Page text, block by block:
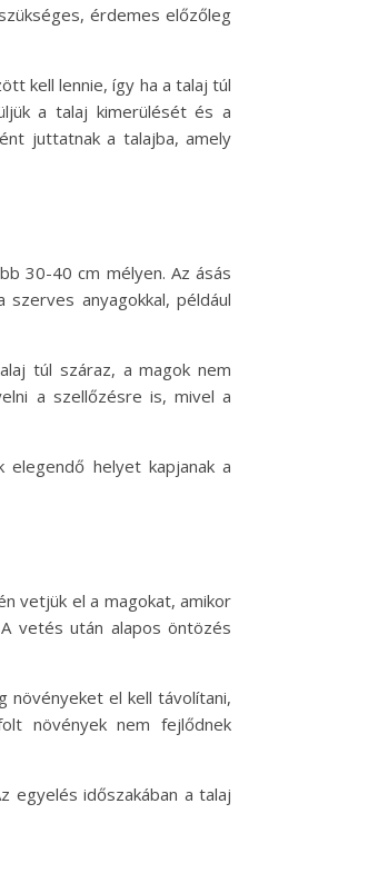
érdemes előzőleg
kell lennie, így ha a talaj túl
a talaj kimerülését és a
juttatnak a talajba, amely
30-40 cm mélyen. Az ásás
anyagokkal, például
túl száraz, a magok nem
a szellőzésre is, mivel a
helyet kapjanak a
vetjük el a magokat, amikor
vetés után alapos öntözés
növényeket el kell távolítani,
növények nem fejlődnek
egyelés időszakában a talaj